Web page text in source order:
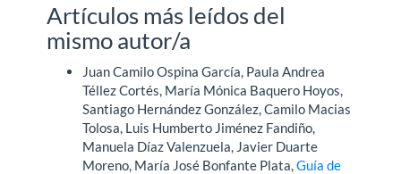
Artículos más leídos del
mismo autor/a
Juan Camilo Ospina García, Paula Andrea
Téllez Cortés, María Mónica Baquero Hoyos,
Santiago Hernández González, Camilo Macias
Tolosa, Luis Humberto Jiménez Fandiño,
Manuela Díaz Valenzuela, Javier Duarte
Moreno, María José Bonfante Plata,Guía de